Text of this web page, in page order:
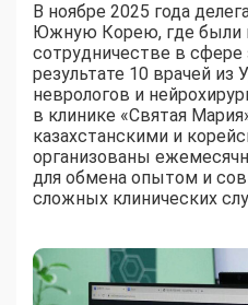
В ноябре 2025 года
Южную Корею, где были
сотрудничестве в сфере
результате 10 врачей из
неврологов и
в клинике «Святая
казахстанскими и
организованы
для обмена опытом и
сложных клинических